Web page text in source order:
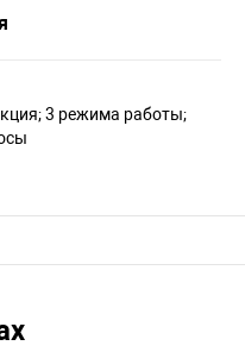
3 режима работы;